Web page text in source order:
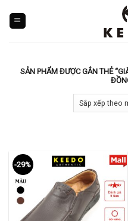
content
SẢN PHẨM ĐƯỢC GẮN THẺ
-29%